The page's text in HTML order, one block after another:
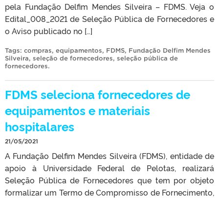
pela Fundação Delfim Mendes Silveira – FDMS. Veja o
Edital_008_2021 de Seleção Pública de Fornecedores e
o Aviso publicado no […]
Tags: compras, equipamentos, FDMS, Fundação Delfim Mendes
Silveira, seleção de fornecedores, seleção pública de
fornecedores.
FDMS seleciona fornecedores de
equipamentos e materiais
hospitalares
21/05/2021
A Fundação Delfim Mendes Silveira (FDMS), entidade de
apoio à Universidade Federal de Pelotas, realizará
Seleção Pública de Fornecedores que tem por objeto
formalizar um Termo de Compromisso de Fornecimento,